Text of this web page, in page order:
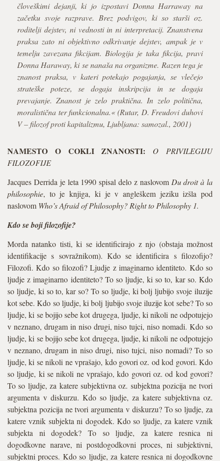
človeškimi dejanji, ki jo izpostavi Donna Harraway na
začetku svoje razprave. Brez podvigov, ki so starši oz.
roditelji dejstev, ni vednosti in ni interpretacij. Znanstvena
praksa zato ni objektivno odkrivanje dejstev, ampak je v
temelju zavezana fikcijam. Biologija je taka fikcija, pravi
Donna Haraway, ki se nanaša na organizme. Razen tega je
znanost praksa, v kateri potekajo pogajanja, se vlečejo
strateške poteze, se dogaja inskripcija in se dogaja
prevajanje. Znanost je zelo praktična. In zelo politična,
moralistična ter funkcionalna.« (Rutar, D. Freudovi duhovi
V – filozof proti kapitalizmu, Ljubljana: samozal., 2001)
NAMESTO O COKLI ZNANOSTI:
O PRIVILEGIJU
FILOZOFIJE
Jacques Derrida je leta 1990 spisal delo z naslovom Du droit à la
philosophie, to je knjiga, ki je v angleškem jeziku izšla pod
naslovom Who’s Afraid of Philosophy? Right to Philosophy 1.
Kdo se boji filozofije?
Morda natanko tisti, ki se identificirajo z njo (obstaja možnost
identifikacije s sovražnikom). Kdo se identificira s filozofijo?
Filozofi. Kdo so filozofi? Ljudje z imaginarno identiteto. Kdo so
ljudje z imaginarno identiteto? To so ljudje, ki so to, kar so. Kdo
so ljudje, ki so to, kar so? To so ljudje, ki bolj ljubijo svoje iluzije
kot sebe. Kdo so ljudje, ki bolj ljubijo svoje iluzije kot sebe? To so
ljudje, ki se bojijo sebe kot drugega, ljudje, ki nikoli ne odpotujejo
v neznano, drugam in niso drugi, niso tujci, niso nomadi. Kdo so
ljudje, ki se bojijo sebe kot drugega, ljudje, ki nikoli ne odpotujejo
v neznano, drugam in niso drugi, niso tujci, niso nomadi? To so
ljudje, ki se nikoli ne vprašajo, kdo govori oz. od kod govori. Kdo
so ljudje, ki se nikoli ne vprašajo, kdo govori oz. od kod govori?
To so ljudje, za katere subjektivna oz. subjektna pozicija ne tvori
argumenta v diskurzu. Kdo so ljudje, za katere subjektivna oz.
subjektna pozicija ne tvori argumenta v diskurzu? To so ljudje, za
katere vznik subjekta ni dogodek. Kdo so ljudje, za katere vznik
subjekta ni dogodek? To so ljudje, za katere resnica ni
dogodkovne narave, ni postdogodkovni proces, ni subjektivni,
subjektni proces. Kdo so ljudje, za katere resnica ni dogodkovne